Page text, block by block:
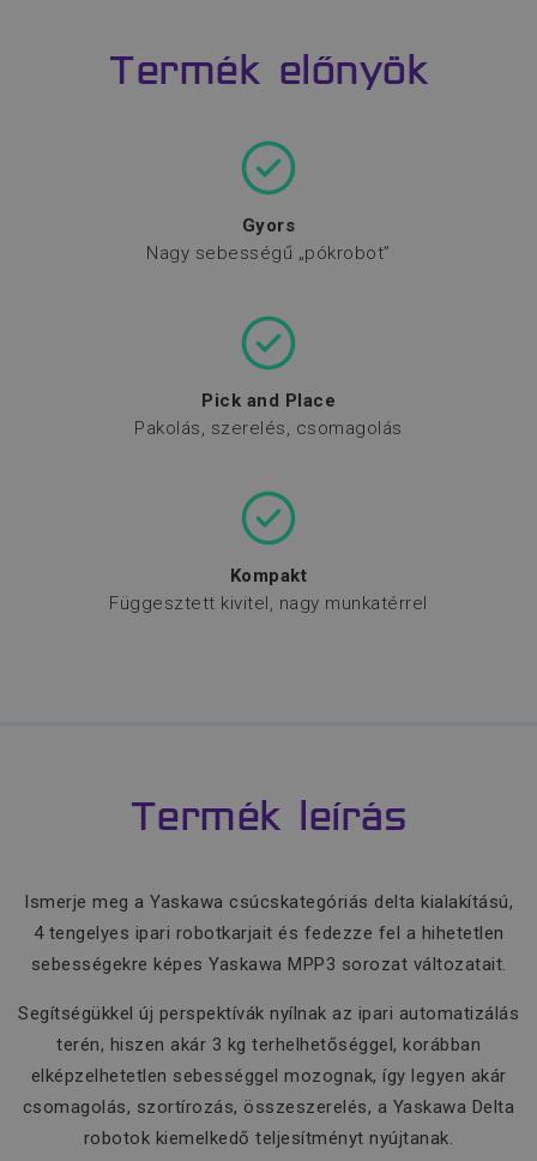
Termék előnyök
Gyors
Nagy sebességű „pókrobot”
Pick and Place
Pakolás, szerelés, csomagolás
Kompakt
Függesztett kivitel, nagy munkatérrel
Termék leírás
Ismerje meg a Yaskawa csúcskategóriás delta kialakítású,
4 tengelyes ipari robotkarjait és fedezze fel a hihetetlen
sebességekre képes Yaskawa MPP3 sorozat változatait.
Segítségükkel új perspektívák nyílnak az ipari automatizálás
terén, hiszen akár 3 kg terhelhetőséggel, korábban
elképzelhetetlen sebességgel mozognak, így legyen akár
csomagolás, szortírozás, összeszerelés, a Yaskawa Delta
robotok kiemelkedő teljesítményt nyújtanak.